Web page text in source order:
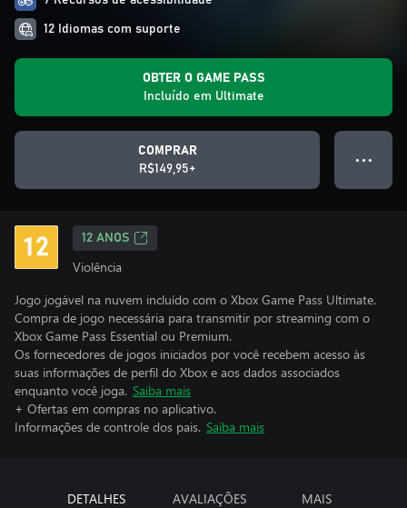
12 Idiomas com suporte
OBTER O GAME PASS
Incluído em Ultimate
COMPRAR
R$149,95+
● ● ●
12 ANOS
Violência
Jogo jogável na nuvem incluído com o Xbox Game Pass Ultimate.
Compra de jogo necessária para transmitir por streaming com o
Xbox Game Pass Essential ou Premium.
Os fornecedores de jogos iniciados por você recebem acesso às
suas informações de perfil do Xbox e aos dados associados
enquanto você joga. Saiba mais
+ Ofertas em compras no aplicativo.
Informações de controle dos pais. Saiba mais
DETALHES AVALIAÇÕES MAIS